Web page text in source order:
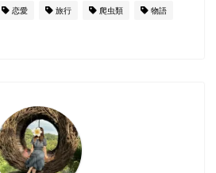
恋愛 旅行 爬虫類 物語